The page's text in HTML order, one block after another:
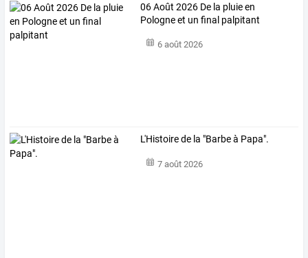
06 Août 2026 De la pluie en
Pologne et un final palpitant
6 août 2026
L'Histoire de la "Barbe à Papa".
7 août 2026